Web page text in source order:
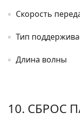
Скорость
Тип
Длина волны
10. СБРОС